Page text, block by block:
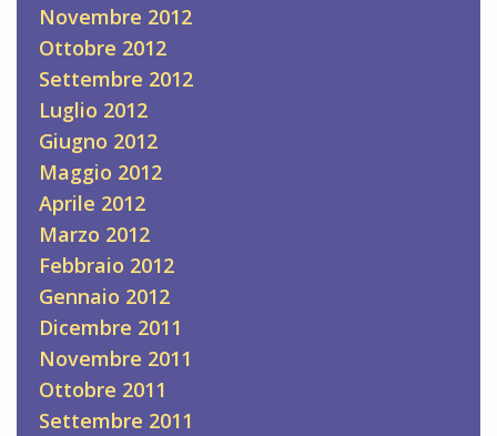
Novembre 2012
Ottobre 2012
Settembre 2012
Luglio 2012
Giugno 2012
Maggio 2012
Aprile 2012
Marzo 2012
Febbraio 2012
Gennaio 2012
Dicembre 2011
Novembre 2011
Ottobre 2011
Settembre 2011